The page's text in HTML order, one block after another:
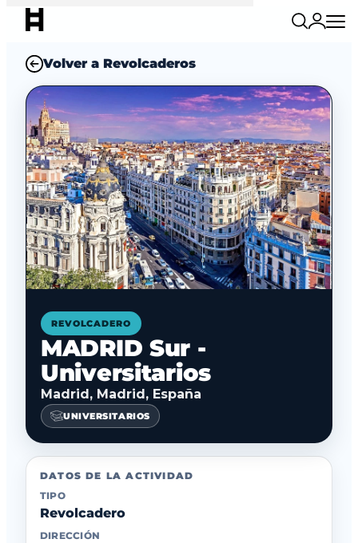
Volver a Revolcaderos
REVOLCADERO
MADRID Sur -
Universitarios
Madrid, Madrid, España
UNIVERSITARIOS
DATOS DE LA ACTIVIDAD
TIPO
Revolcadero
DIRECCIÓN